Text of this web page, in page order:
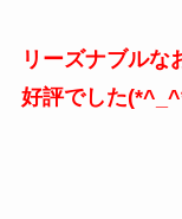
リーズナブルな
好評でした